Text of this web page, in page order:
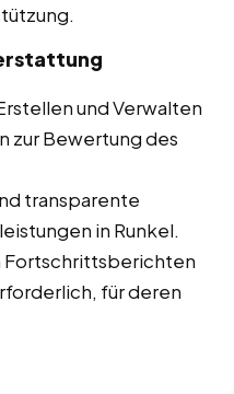
und Verwalten
zur Bewertung des
transparente
in Runkel.
Fortschrittsberichten
für deren